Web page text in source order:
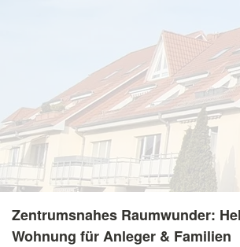
Anzeige aufgeben
Zentrumsnahes Raumwunder:
Wohnung für Anleger & Familien